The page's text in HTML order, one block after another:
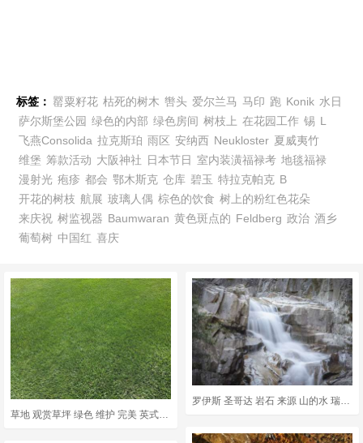
标签： 罂粟籽花 枯死的树木 辔头 爱尔兰马 马印 跑 Konik 水日
萨尔斯堡公园 绿色的内部 绿色房间 树枝上 在花园工作 锡 L
飞燕Consolida 拉克斯珀 雨区 安纳西 Neukloster 夏威夷竹
维堡 筹款活动 大阪神社 日本节日 室内装潢福禄考 地毯福禄
漫射光 疱疹 都会 鄂木斯克 仓库 碧玉 特拉克帕克 B
开花的树枝 航展 玻璃人偶 棕色的饮食 树上的粉红色花朵
来庆祝 树监视器 Baumwaran 黄色斑点的 Feldberg 政治 酒乡
葡萄树 中国红 喜庆